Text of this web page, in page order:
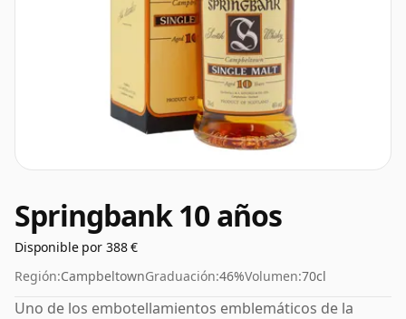
Springbank 10 años
Disponible por 388 €
Región:CampbeltownGraduación:46%Volumen:70cl
Uno de los embotellamientos emblemáticos de la